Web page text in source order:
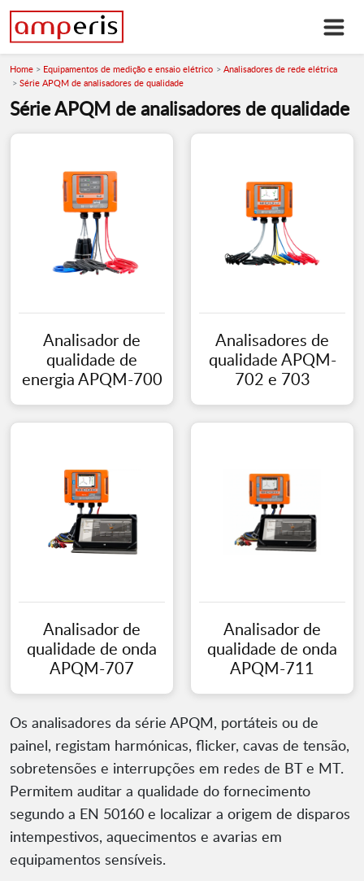
Home Equipamentos de medição e ensaio elétrico
Analisadores de rede elétrica
Série APQM de analisadores de qualidade
Série APQM de analisadores de qualidade
Analisador de
qualidade de
energia APQM-700
Analisadores de
qualidade APQM-
702 e 703
Analisador de
qualidade de onda
APQM-707
Analisador de
qualidade de onda
APQM-711
Os analisadores da série APQM, portáteis ou de
painel, registam harmónicas, flicker, cavas de tensão,
sobretensões e interrupções em redes de BT e MT.
Permitem auditar a qualidade do fornecimento
segundo a EN 50160 e localizar a origem de disparos
intempestivos, aquecimentos e avarias em
equipamentos sensíveis.